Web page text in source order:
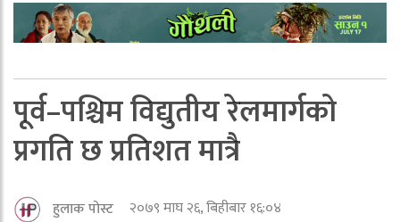
पूर्व–पश्चिम विद्युतीय रेलमार्गको
प्रगति छ प्रतिशत मात्रै
हुलाक पोस्ट २०७९ माघ २६, बिहीबार १६:०४